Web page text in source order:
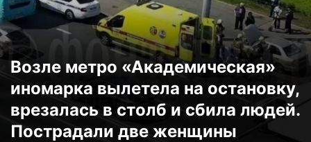
Возле метро «Академическая»
иномарка вылетела на остановку,
врезалась в столб и сбила людей.
Пострадали две женщины